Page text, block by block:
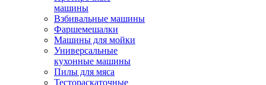
машины
Взбивальные машины
Фаршемешалки
Машины для мойки
Универсальные
кухонные машины
Пилы для мяса
Тестораскаточные